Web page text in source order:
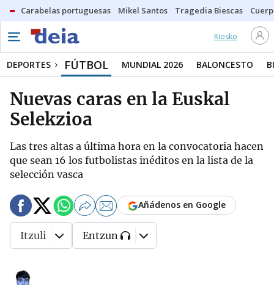
Carabelas portuguesas Mikel Santos Tragedia Biescas
Kiosko
DEPORTES FÚTBOL MUNDIAL 2026 BALONCESTO
Nuevas caras en la Euskal
Selekzioa
Las tres altas a última hora en la convocatoria hacen
que sean 16 los futbolistas inéditos en la lista de la
selección vasca
Añádenos en Google
Itzuli Entzun